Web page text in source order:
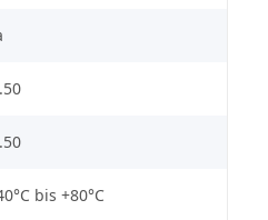
bis +80°C